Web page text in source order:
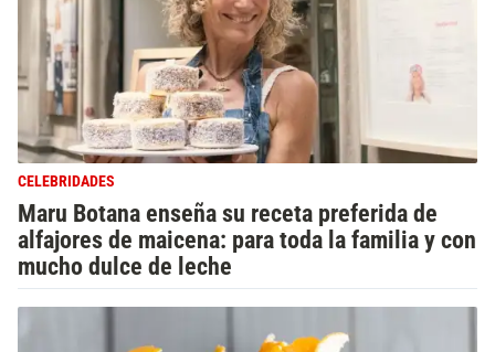
CELEBRIDADES
Maru Botana enseña su receta preferida de
alfajores de maicena: para toda la familia y con
mucho dulce de leche